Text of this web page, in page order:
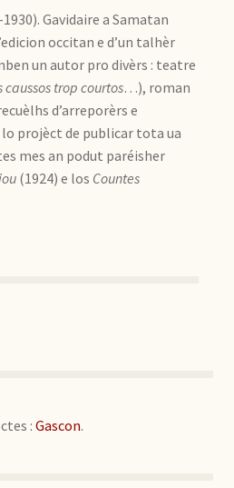
Gavidaire a Samatan
occitan e d’un talhèr
un autor pro divèrs : teatre
trop courtos…), roman
d’arreporèrs e
lo projèct de publicar tota ua
mes an podut paréisher
(1924) e los Countes
: Gascon.